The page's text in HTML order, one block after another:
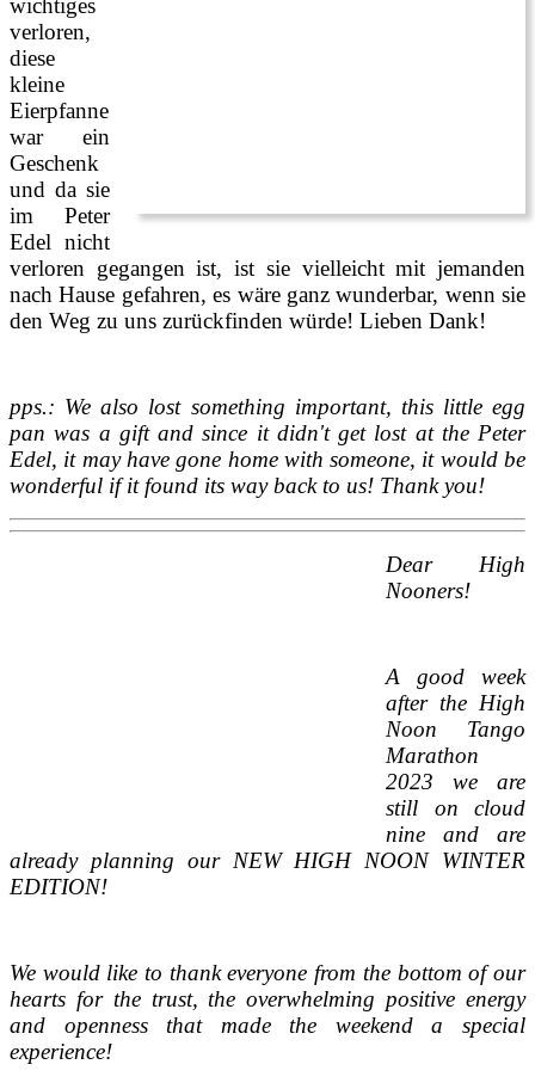
wichtiges
verloren,
diese
kleine
Eierpfanne
war ein
Geschenk
und da sie
im Peter
Edel nicht
verloren gegangen ist, ist sie vielleicht mit jemanden
nach Hause gefahren, es wäre ganz wunderbar, wenn sie
den Weg zu uns zurückfinden würde! Lieben Dank!
pps.: We also lost something important, this little egg
pan was a gift and since it didn't get lost at the Peter
Edel, it may have gone home with someone, it would be
wonderful if it found its way back to us! Thank you!
Dear High
Nooners!
A good week
after the High
Noon Tango
Marathon
2023 we are
still on cloud
nine and are
already planning our NEW HIGH NOON WINTER
EDITION!
We would like to thank everyone from the bottom of our
hearts for the trust, the overwhelming positive energy
and openness that made the weekend a special
experience!